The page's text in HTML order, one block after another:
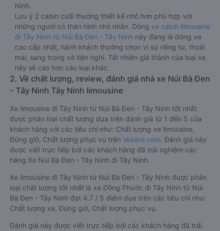
Ninh.
Lưu ý 2 cabin cuối thường thiết kế nhỏ hơn phù hợp với
những người có thân hình nhỏ nhắn. Dòng xe cabin limousine
đi Tây Ninh từ Núi Bà Đen - Tây Ninh này đang là dòng xe
cao cấp nhất, hành khách thường chọn vì sự riêng tư, thoải
mái, sang trọng và tiện nghi. Tất nhiên giá thành của loại xe
này sẽ cao hơn các loại khác.
2. Về chất lượng, review, đánh giá nhà xe Núi Bà Đen
- Tây Ninh Tây Ninh limousine
Xe limousine đi Tây Ninh từ Núi Bà Đen - Tây Ninh tốt nhất
được phân loại chất lượng dựa trên đánh giá từ 1 đến 5 của
khách hàng với các tiêu chí như: Chất lượng xe limousine,
Đúng giờ, Chất lượng phục vụ trên Vexere.com. Đánh giá này
được viết trực tiếp bởi các khách hàng đã trải nghiệm các
hãng Xe Núi Bà Đen - Tây Ninh đi Tây Ninh.
Xe limousine đi Tây Ninh từ Núi Bà Đen - Tây Ninh được phân
loại chất lượng tốt nhất là xe Đồng Phước đi Tây Ninh từ Núi
Bà Đen - Tây Ninh đạt 4.7 / 5 điểm dựa trên các tiêu chí như:
Chất lượng xe, Đúng giờ, Chất lượng phục vụ.
Đánh giá này được viết trực tiếp bởi các khách hàng đã trải